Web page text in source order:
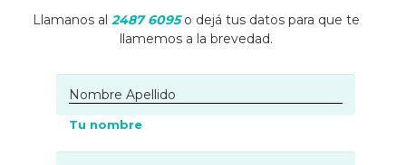
Llamanos al 2487 6095o dejá tus datos para que te
llamemos a la brevedad.
Tu nombre